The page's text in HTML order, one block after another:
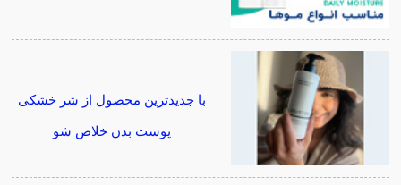
با جدیدترین محصول از شر خشکی
پوست بدن خلاص شو